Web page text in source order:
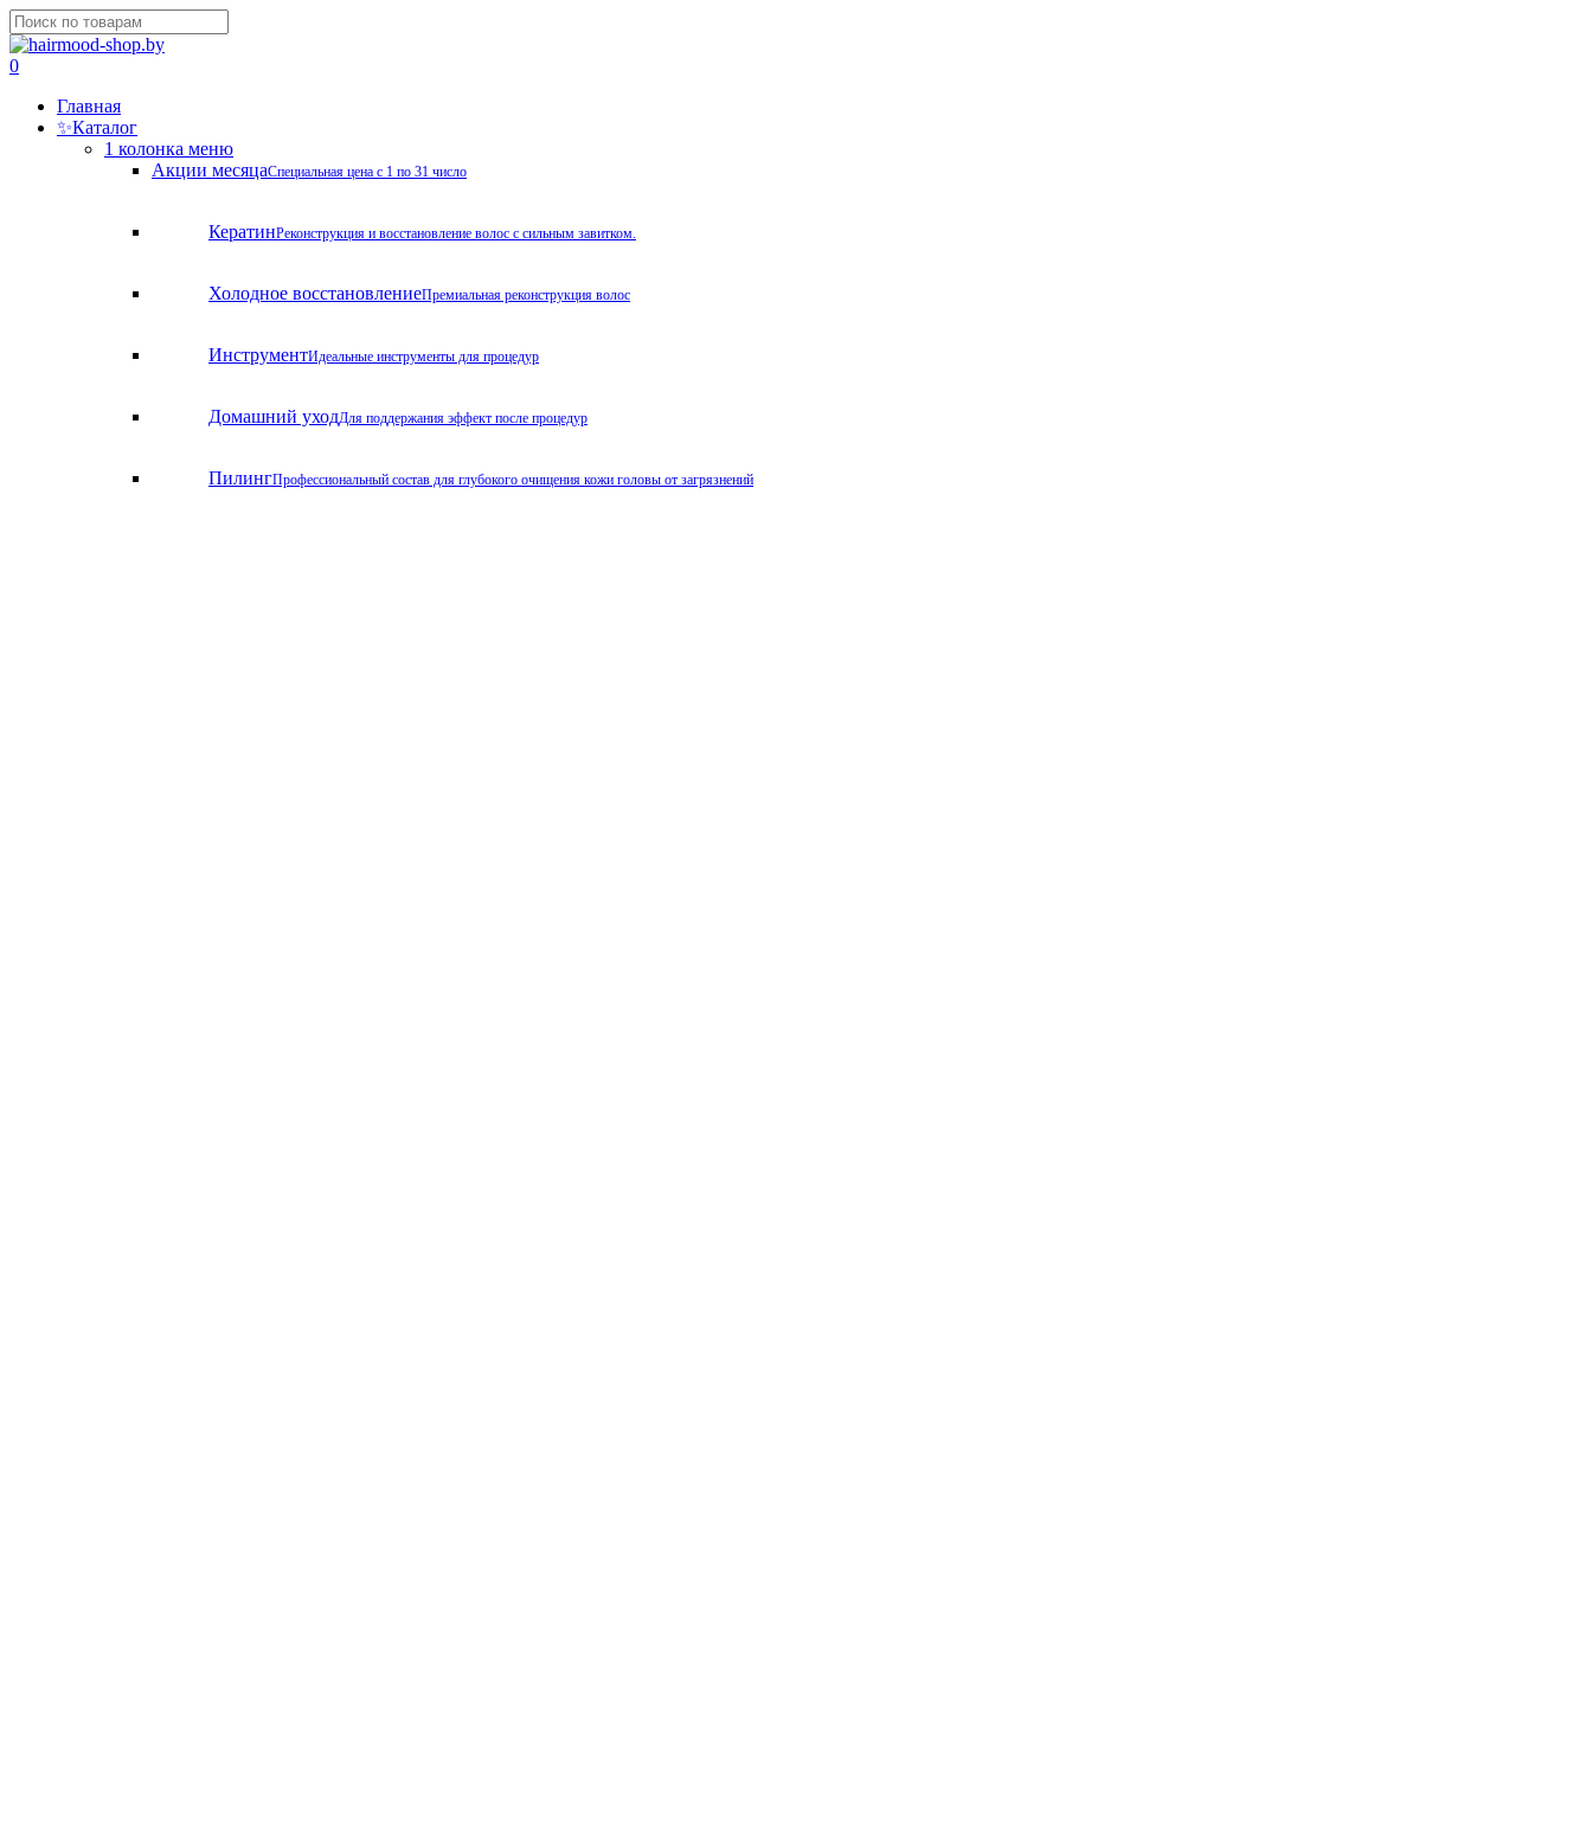
Skip
to
main
Close
Search
search
account
0
Главная
✨Каталог
1 колонка меню
Акции месяцаСпециальная цена с 1 по 31 число
КератинРеконструкция и восстановление волос с сильным завитком.
Холодное восстановлениеПремиальная реконструкция волос
ИнструментИдеальные инструменты для процедур
Домашний уходДля поддержания эффект после процедур
ПилингПрофессиональный состав для глубокого очищения кожи головы от загрязнений